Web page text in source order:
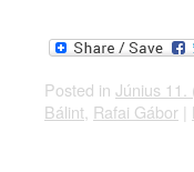
Posted in Június 11.
Bálint, Rafai Gábor |